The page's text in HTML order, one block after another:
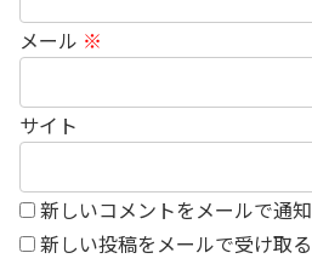
メール ※
サイト
新しいコメントをメールで通知
新しい投稿をメールで受け取る